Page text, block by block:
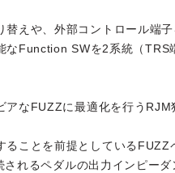
替えや、外部コントロール端
なFunction SWを2系統（TRS
アなFUZZに最適化を行う
ることを前提としているFUZZ
れるペダルの出力インピー